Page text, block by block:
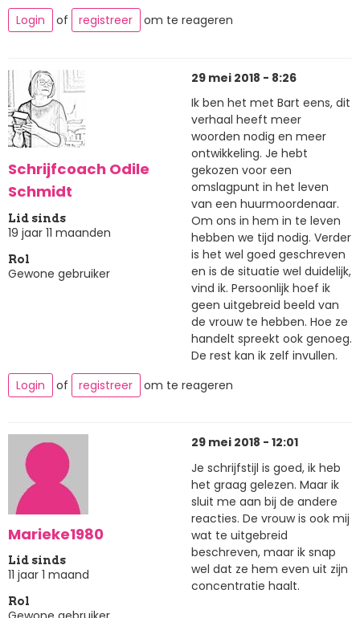
Login
of registreer om te reageren
Schrijfcoach Odile
Schmidt
Lid sinds
19 jaar 11 maanden
Rol
Gewone gebruiker
29 mei 2018 - 8:26
Ik ben het met Bart eens, dit
verhaal heeft meer
woorden nodig en meer
ontwikkeling. Je hebt
gekozen voor een
omslagpunt in het leven
van een huurmoordenaar.
Om ons in hem in te leven
hebben we tijd nodig. Verder
is het wel goed geschreven
en is de situatie wel duidelijk,
vind ik. Persoonlijk hoef ik
geen uitgebreid beeld van
de vrouw te hebben. Hoe ze
handelt spreekt ook genoeg.
De rest kan ik zelf invullen.
Login
of registreer om te reageren
Marieke1980
Lid sinds
11 jaar 1 maand
Rol
29 mei 2018 - 12:01
Je schrijfstijl is goed, ik heb
het graag gelezen. Maar ik
sluit me aan bij de andere
reacties. De vrouw is ook mij
wat te uitgebreid
beschreven, maar ik snap
wel dat ze hem even uit zijn
concentratie haalt.